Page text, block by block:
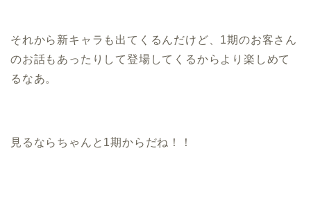
それから新キャラも出てくるんだけど、1期のお客さん
のお話もあったりして登場してくるからより楽しめて
るなあ。
見るならちゃんと1期からだね！！